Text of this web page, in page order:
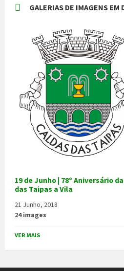
GALERIAS DE IMAGENS EM
19 de Junho | 78º Aniversário
das Taipas a Vila
21 Junho, 2018
24 images
VER MAIS